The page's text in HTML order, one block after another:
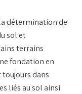
détermination de
sol et
terrains
fondation en
toujours dans
liés au sol ainsi